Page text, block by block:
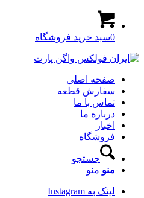
0سبد خرید فروشگاه
صفحه اصلی
سفارش قطعه
تماس با ما
درباره ما
اخبار
فروشگاه
جستجو
منو منو
لینک به Instagram